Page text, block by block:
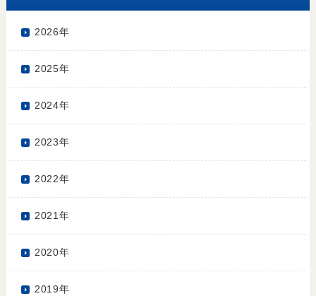
2026年
2025年
2024年
2023年
2022年
2021年
2020年
2019年